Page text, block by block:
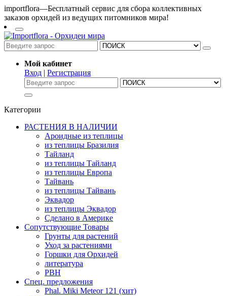
importflora—Бесплатный сервис для сбора коллективных
заказов орхидей из ведущих питомников мира!
Мой кабинет
Вход | Регистрация
Категории
РАСТЕНИЯ В НАЛИЧИИ
Ароидные из теплицы
из теплицы Бразилия
Тайланд
из теплицы Тайланд
из теплицы Европа
Тайвань
из теплицы Тайвань
Эквадор
из теплицы Эквадор
Сделано в Америке
Сопутствующие Товары
Грунты для растений
Уход за растениями
Горшки для Орхидей
литература
РВН
Спец. предложения
Phal. Miki Meteor 121 (хит)